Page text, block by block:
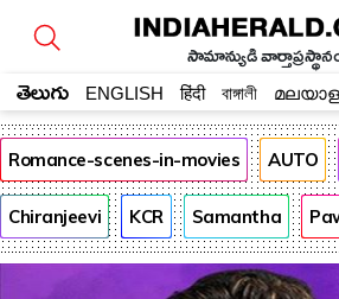
సామాన్యుడి
తెలుగు ENGLISH हिंदी বাঙ্গালী
Romance-scenes-in-movies AUTO
Chiranjeevi KCR Samantha